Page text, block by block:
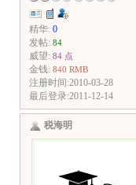
精华: 0
发帖: 84
威望: 84 点
金钱: 840 RMB
注册时间:2010-03-28
最后登录:2011-12-14
税海明